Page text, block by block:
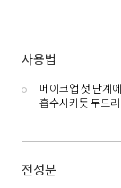
사용법
메이크업 첫 단계
흡수시키듯 두드
전성분